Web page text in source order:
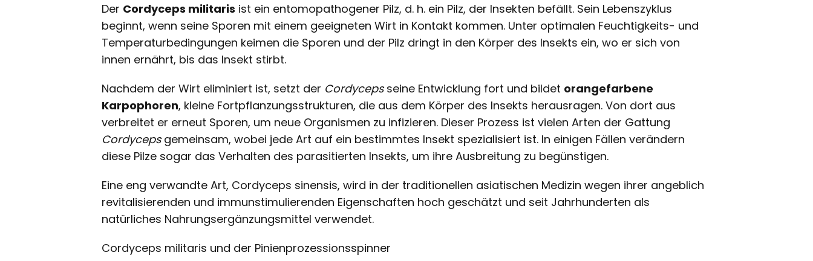
Der Cordyceps militaris ist ein entomopathogener Pilz, d. h. ein Pilz, der Insekten befällt. Sein Lebenszyklus
beginnt, wenn seine Sporen mit einem geeigneten Wirt in Kontakt kommen. Unter optimalen Feuchtigkeits- und
Temperaturbedingungen keimen die Sporen und der Pilz dringt in den Körper des Insekts ein, wo er sich von
innen ernährt, bis das Insekt stirbt.
Nachdem der Wirt eliminiert ist, setzt der Cordycepsseine Entwicklung fort und bildet orangefarbene
Karpophoren, kleine Fortpflanzungsstrukturen, die aus dem Körper des Insekts herausragen. Von dort aus
verbreitet er erneut Sporen, um neue Organismen zu infizieren. Dieser Prozess ist vielen Arten der Gattung
Cordycepsgemeinsam, wobei jede Art auf ein bestimmtes Insekt spezialisiert ist. In einigen Fällen verändern
diese Pilze sogar das Verhalten des parasitierten Insekts, um ihre Ausbreitung zu begünstigen.
Eine eng verwandte Art, Cordyceps sinensis, wird in der traditionellen asiatischen Medizin wegen ihrer angeblich
revitalisierenden und immunstimulierenden Eigenschaften hoch geschätzt und seit Jahrhunderten als
natürliches Nahrungsergänzungsmittel verwendet.
Cordyceps militaris und der Pinienprozessionsspinner